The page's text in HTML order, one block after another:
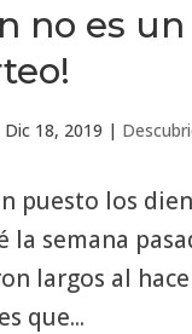
no es
Dic 18, 2019 |
puesto los
la semana
largos al
que...